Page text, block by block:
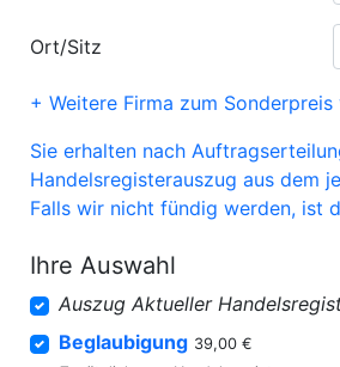
Ort/Sitz
+ Weitere Firma zum
Sie erhalten nach
Handelsregisterauszug aus dem
Falls wir nicht fündig werden, ist
Ihre Auswahl
Auszug Aktueller
Beglaubigung 39,00 €